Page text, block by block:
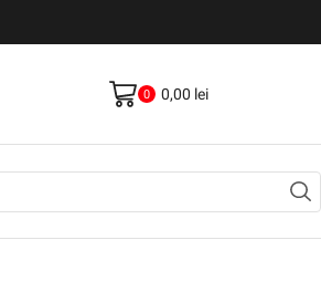
0 0,00 lei